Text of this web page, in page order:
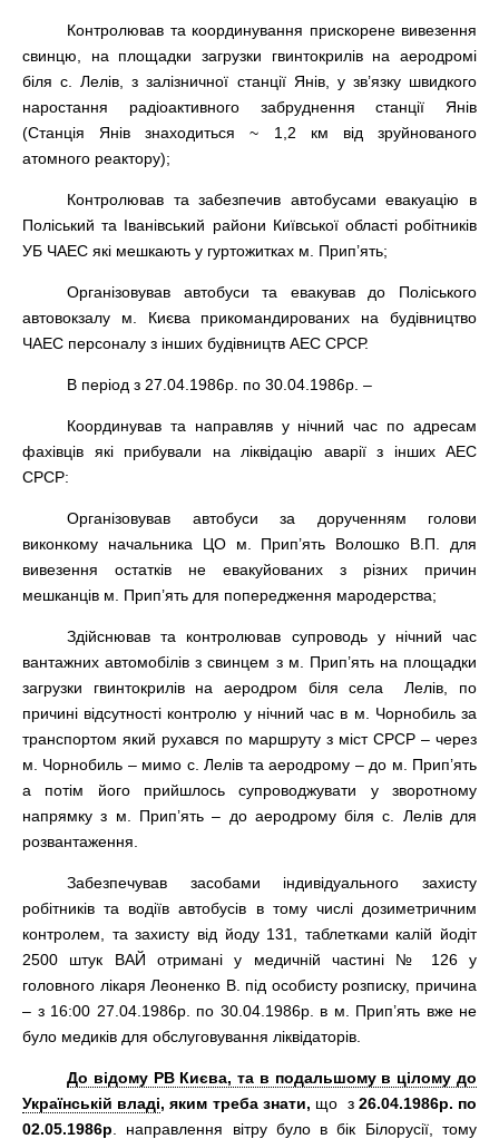
Контролював та координування прискорене вивезення
свинцю, на площадки загрузки гвинтокрилів на аеродромі
біля с. Лелів, з залізничної станції Янів, у зв’язку швидкого
наростання радіоактивного забруднення станції Янів
(Станція Янів знаходиться ~ 1,2 км від зруйнованого
атомного реактору);
Контролював та забезпечив автобусами евакуацію в
Поліський та Іванівський райони Київської області робітників
УБ ЧАЕС які мешкають у гуртожитках м. Прип’ять;
Організовував автобуси та евакував до Поліського
автовокзалу м. Києва прикомандированих на будівництво
ЧАЕС персоналу з інших будівництв АЕС СРСР.
В період з 27.04.1986р. по 30.04.1986р. –
Координував та направляв у нічний час по адресам
фахівців які прибували на ліквідацію аварії з інших АЕС
СРСР:
Організовував автобуси за дорученням голови
виконкому начальника ЦО м. Прип’ять Волошко В.П. для
вивезення остатків не евакуйованих з різних причин
мешканців м. Прип’ять для попередження мародерства;
Здійснював та контролював супроводь у нічний час
вантажних автомобілів з свинцем з м. Прип’ять на площадки
загрузки гвинтокрилів на аеродром біля села Лелів, по
причині відсутності контролю у нічний час в м. Чорнобиль за
транспортом який рухався по маршруту з міст СРСР – через
м. Чорнобиль – мимо с. Лелів та аеродрому – до м. Прип’ять
а потім його прийшлось супроводжувати у зворотному
напрямку з м. Прип’ять – до аеродрому біля с. Лелів для
розвантаження.
Забезпечував засобами індивідуального захисту
робітників та водіїв автобусів в тому числі дозиметричним
контролем, та захисту від йоду 131, таблетками калій йодіт
2500 штук ВАЙ отримані у медичній частині № 126 у
головного лікаря Леоненко В. під особисту розписку, причина
– з 16:00 27.04.1986р. по 30.04.1986р. в м. Прип’ять вже не
було медиків для обслуговування ліквідаторів.
До відому РВ Києва, та в подальшому в цілому до
Українській владі, яким треба знати, що з 26.04.1986р. по
02.05.1986р. направлення вітру було в бік Білорусії, тому